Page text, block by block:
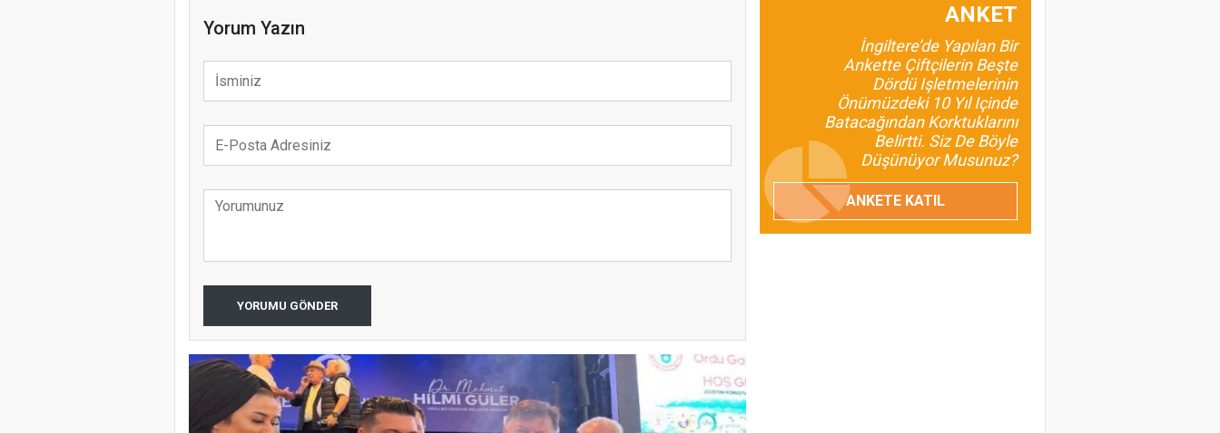
Yorum Yazın
YORUMU GÖNDER
Şura Kararlarının
İnsan ve Kalkınma
Odaklı Olması da
Gerekir?
Umut Özdil
Tarımda Havza
Başkanlıkları Geliyor
ANKET
İngiltere’de Yapılan Bir
Ankette Çiftçilerin Beşte
Dördü Işletmelerinin
Önümüzdeki 10 Yıl Içinde
Batacağından Korktuklarını
Belirtti. Siz De Böyle
Düşünüyor Musunuz?
ANKETE KATIL